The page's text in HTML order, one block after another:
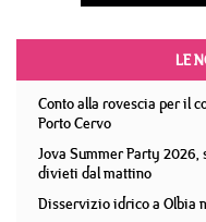
LE
Conto alla rovescia per il
Porto Cervo
Jova Summer Party
divieti dal mattino
Disservizio idrico a Olbia